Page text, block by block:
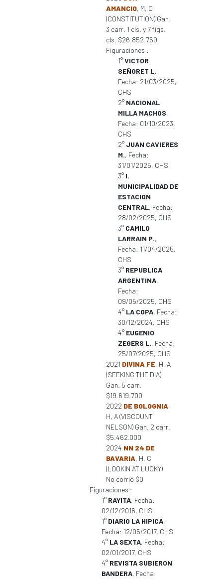
AMANCIO, M, C
(CONSTITUTION) Gan.
3 carr. 1 cls. y 7 figs.
cls. $26.852.750
Figuraciones :
1°VICTOR
SEÑORET L.,
Fecha: 21/03/2025,
CHS
2° NACIONAL
MILLA MACHOS,
Fecha: 01/10/2023,
CHS
2° JUAN CAVIERES
M., Fecha:
31/01/2025, CHS
3° I.
MUNICIPALIDAD DE
ESTACION
CENTRAL, Fecha:
28/02/2025, CHS
3° CAMILO
LARRAIN P.,
Fecha: 11/04/2025,
CHS
3° REPUBLICA
ARGENTINA,
Fecha:
09/05/2025, CHS
4° LA COPA, Fecha:
30/12/2024, CHS
4° EUGENIO
ZEGERS L., Fecha:
25/07/2025, CHS
2021 DIVINA FE, H, A
(SEEKING THE DIA)
Gan. 5 carr.
$19.619.700
2022 DE BOLOGNIA,
H, A (VISCOUNT
NELSON) Gan. 2 carr.
$5.462.000
2024 NN 24 DE
BAVARIA, H, C
(LOOKIN AT LUCKY)
No corrió $0
Figuraciones :
1° RAYITA, Fecha:
02/12/2016, CHS
1° DIARIO LA HIPICA,
Fecha: 12/05/2017, CHS
4° LA SEXTA, Fecha:
02/01/2017, CHS
4° REVISTA SUBIERON
BANDERA, Fecha: